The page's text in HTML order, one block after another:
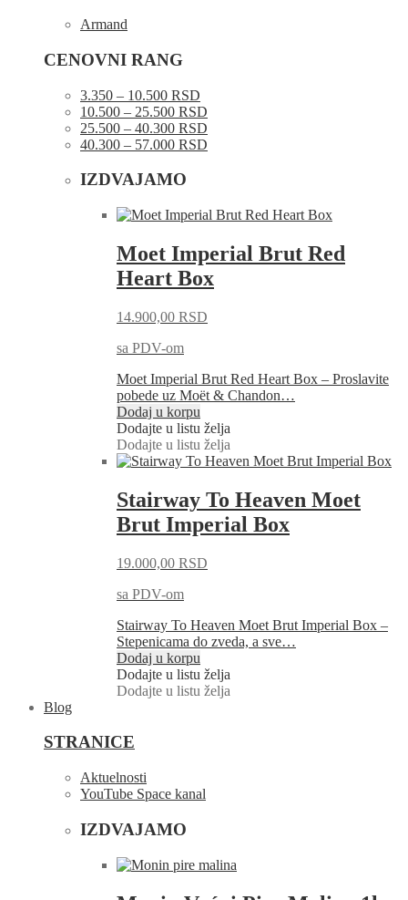
Armand
CENOVNI RANG
3.350 – 10.500 RSD
10.500 – 25.500 RSD
25.500 – 40.300 RSD
40.300 – 57.000 RSD
IZDVAJAMO
Moet Imperial Brut Red
Heart Box
14.900,00 RSD
sa PDV-om
Moet Imperial Brut Red Heart Box – Proslavite
pobede uz Moët & Chandon…
Dodaj u korpu
Dodajte u listu želja
Dodajte u listu želja
Stairway To Heaven Moet
Brut Imperial Box
19.000,00 RSD
sa PDV-om
Stairway To Heaven Moet Brut Imperial Box –
Stepenicama do zveda, a sve…
Dodaj u korpu
Dodajte u listu želja
Dodajte u listu želja
Blog
STRANICE
Aktuelnosti
YouTube Space kanal
IZDVAJAMO